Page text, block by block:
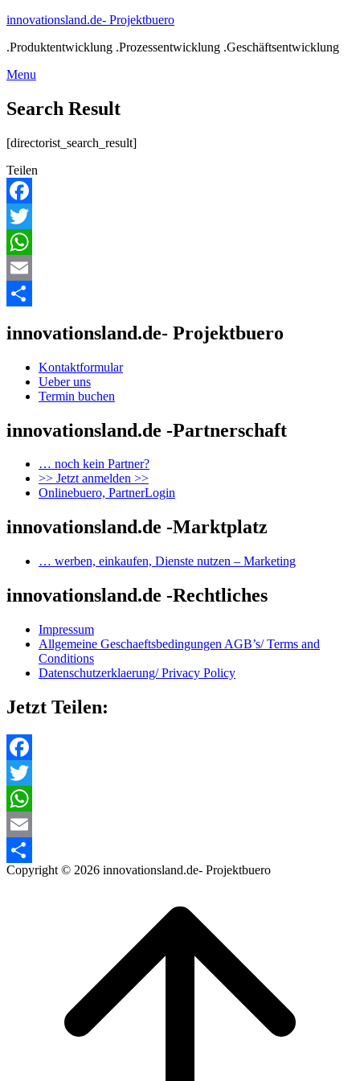
Skip
content
innovationsland.de- Projektbuero
.Produktentwicklung .Prozessentwicklung .Geschäftsentwicklung
Menu
Search Result
[directorist_search_result]
Teilen
Facebook
Twitter
WhatsApp
Email
innovationsland.de- Projektbuero
Kontaktformular
Ueber uns
Termin buchen
innovationsland.de -Partnerschaft
… noch kein Partner?
>> Jetzt anmelden >>
Onlinebuero, PartnerLogin
innovationsland.de -Marktplatz
… werben, einkaufen, Dienste nutzen – Marketing
innovationsland.de -Rechtliches
Impressum
Allgemeine Geschaeftsbedingungen AGB’s/ Terms and
Conditions
Datenschutzerklaerung/ Privacy Policy
Jetzt Teilen:
Facebook
Twitter
WhatsApp
Email
Teilen
Copyright © 2026 innovationsland.de- Projektbuero